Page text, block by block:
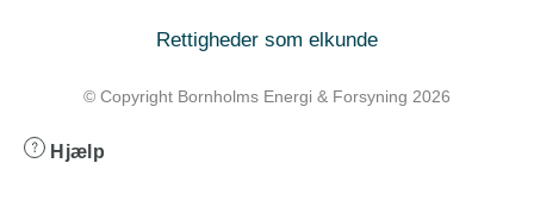
Rettigheder som elkunde
© Copyright Bornholms Energi & Forsyning 2026
Hjælp